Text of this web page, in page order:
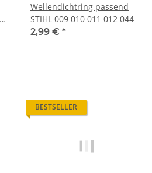
Wellendichtring passend
STIHL 009 010 011 012 044
2,99 € *
BESTSELLER